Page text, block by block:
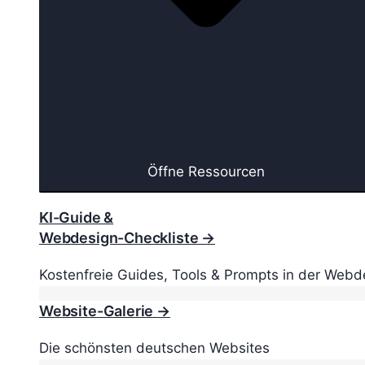
Öffne Ressourcen
KI-Guide &
Webdesign-Checkliste →
Kostenfreie Guides, Tools & Prompts in der
Website-Galerie →
Die schönsten deutschen Websites